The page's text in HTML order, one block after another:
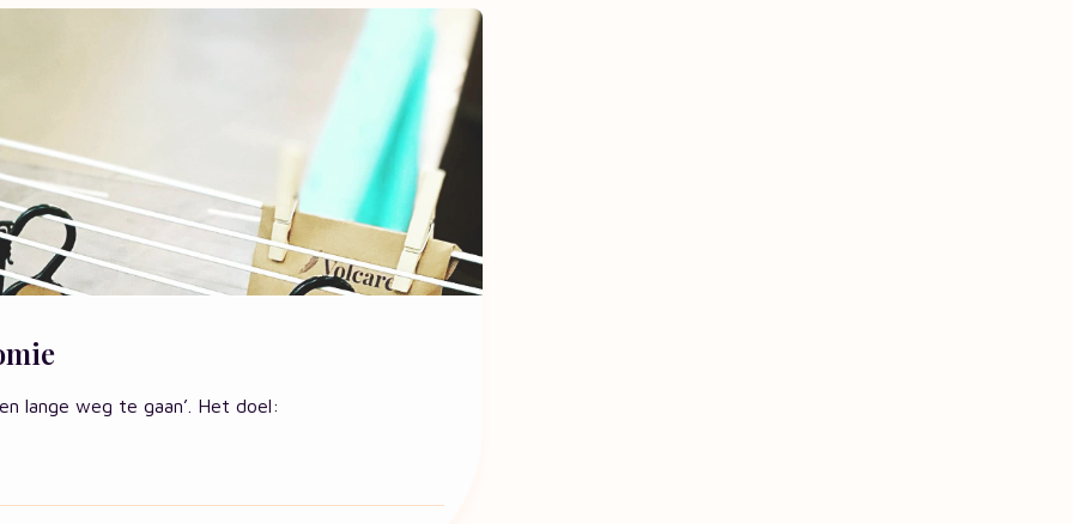
lange weg te gaan’. Het doel: